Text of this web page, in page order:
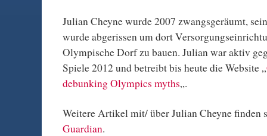
Julian Cheyne wurde 2007 zwangsgeräumt,
wurde abgerissen um dort
Olympische Dorf zu bauen. Julian war aktiv
Spiele 2012 und betreibt bis heute die Website „
debunking Olympics myths„.
Weitere Artikel mit/ über Julian Cheyne finden
Guardian.